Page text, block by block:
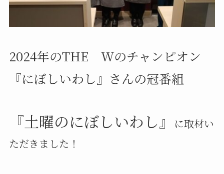
2024年のTHE Wのチャンピオン
『にぼしいわし』さんの冠番組
『土曜のにぼしいわし』
に取材い
ただきました！